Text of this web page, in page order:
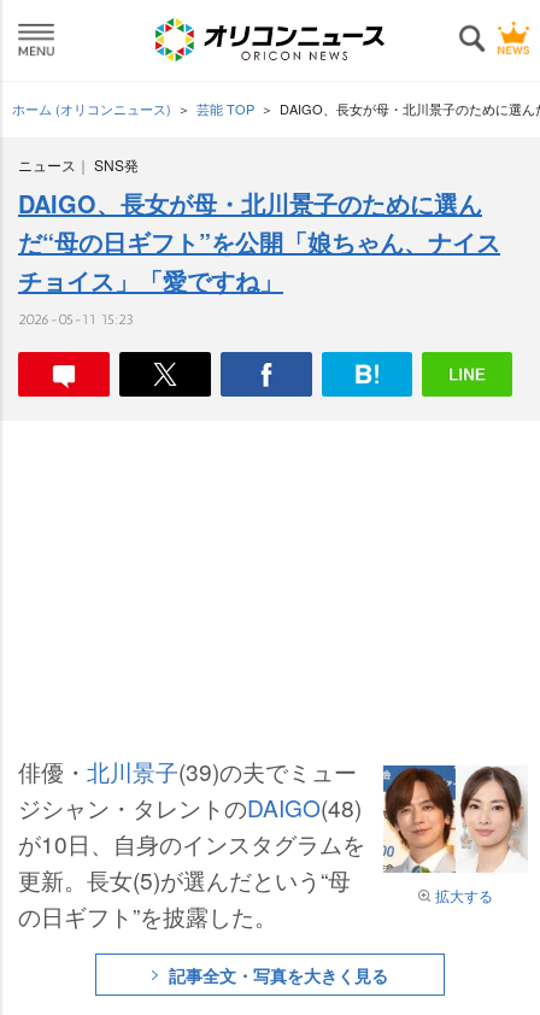
ホーム (オリコンニュース) 芸能 TOP DAIGO、長女が母・北川景子のために選
ニュース SNS発
DAIGO、長女が母・北川景子のために選ん
だ“母の日ギフト”を公開「娘ちゃん、ナイス
チョイス」「愛ですね」
2026-05-11 15:23
拡大する
俳優・ 北川景子(39)の夫でミュー
ジシャン・タレントのDAIGO(48)
が10日、自身のインスタグラムを
更新。長女(5)が選んだという“母
の日ギフト”を披露した。
記事全文・写真を大きく見る